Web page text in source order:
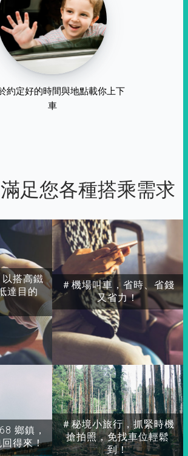
約定好的時間與地點載你上下
車
足您各種搭乘需求
搭高鐵
達目的
鄉鎮，
得來！
＃秘境小旅行，抓緊時機
搶拍照，免找車位輕鬆
到！
＃機場叫車，省時、省錢
又省力！